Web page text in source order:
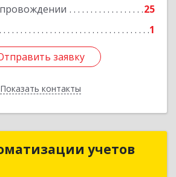
25
1
заявку
Показать контакты
Подробнее
заявку
Назад
учетов
учетов